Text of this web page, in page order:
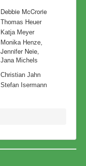
Debbie McCrorie
Thomas Heuer
Katja Meyer
Monika Henze,
Jennifer Neie,
Jana Michels
Christian Jahn
Stefan Isermann